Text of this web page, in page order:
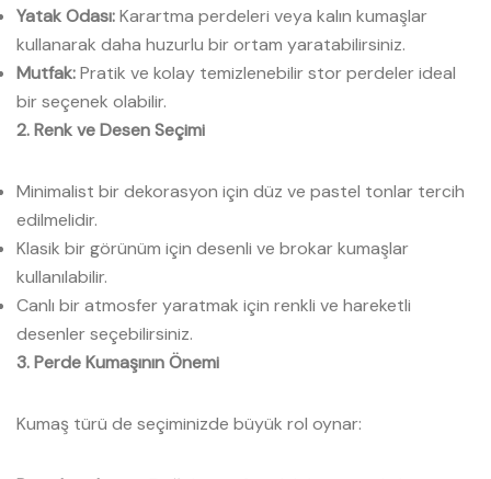
Yatak Odası:Karartma perdeleri veya kalın kumaşlar
kullanarak daha huzurlu bir ortam yaratabilirsiniz.
Mutfak:Pratik ve kolay temizlenebilir stor perdeler ideal
bir seçenek olabilir.
2. Renk ve Desen Seçimi
Minimalist bir dekorasyon için düz ve pastel tonlar tercih
edilmelidir.
Klasik bir görünüm için desenli ve brokar kumaşlar
kullanılabilir.
Canlı bir atmosfer yaratmak için renkli ve hareketli
desenler seçebilirsiniz.
3. Perde Kumaşının Önemi
Kumaş türü de seçiminizde büyük rol oynar: